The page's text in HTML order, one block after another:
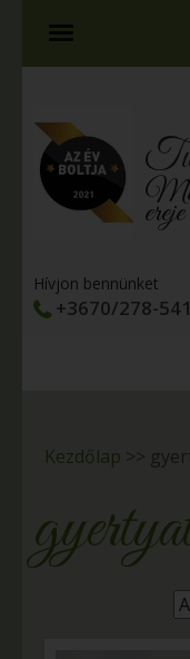
ereje
Hívjon bennünket
+3670/278-
Kezdőlap >>